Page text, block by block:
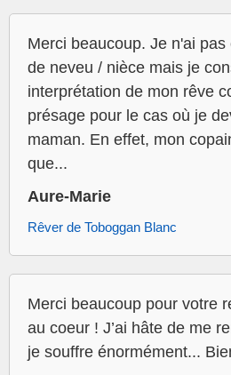
Merci beaucoup. Je n'ai
de neveu / nièce mais je
interprétation de mon rêve
présage pour le cas où je
maman. En effet, mon
que...
Aure-Marie
Rêver de Toboggan Blanc
Merci beaucoup pour votre
au coeur ! J’ai hâte de me
je souffre énormément...